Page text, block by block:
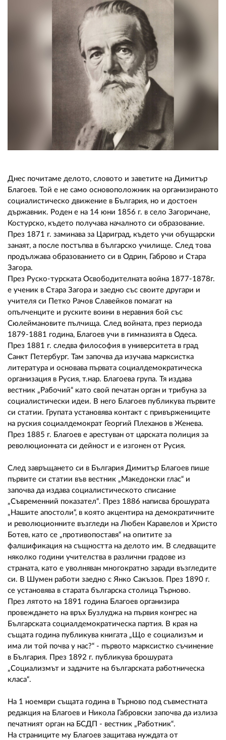
Днес почитаме делото, словото и заветите на Димитър
Благоев. Той е не само основоположник на организираното
социалистическо движение в България, но и достоен
държавник. Роден е на 14 юни 1856 г. в село Загоричане,
Костурско, където получава началното си образование.
През 1871 г. заминава за Цариград, където учи обущарски
занаят, а после постъпва в българско училище. След това
продължава образованието си в Одрин, Габрово и Стара
Загора.
През Руско-турската Освободителната война 1877-1878г.
е ученик в Стара Загора и заедно със своите другари и
учителя си Петко Рачов Славейков помагат на
опълченците и руските воини в неравния бой със
Сюлеймановите пълчища. След войната, през периода
1879-1881 година, Благоев учи в гимназията в Одеса.
През 1881 г. следва философия в университета в град
Санкт Петербург. Там започва да изучава марксистка
литература и основава първата социалдемократическа
организация в Русия, т.нар. Благоева група. Тя издава
вестник „Рабочий“ като свой печатан орган и трибуна за
социалистически идеи. В него Благоев публикува първите
си статии. Групата установява контакт с привържениците
на руския социалдемократ Георгий Плеханов в Женева.
През 1885 г. Благоев е арестуван от царската полиция за
революционната си дейност и е изгонен от Русия.
След завръщането си в България Димитър Благоев пише
първите си статии във вестник „Македонски глас“ и
започва да издава социалистическото списание
„Съвременний показател“. През 1886 написва брошурата
„Нашите апостоли“, в която акцентира на демократичните
и революционните възгледи на Любен Каравелов и Христо
Ботев, като се „противопоставя“ на опитите за
фалшификация на същността на делото им. В следващите
няколко години учителства в различни градове из
страната, като е уволняван многократно заради възгледите
си. В Шумен работи заедно с Янко Сакъзов. През 1890 г.
се установява в старата българска столица Търново.
През лятото на 1891 година Благоев организира
провеждането на връх Бузлуджа на първия конгрес на
Българската социалдемократическа партия. В края на
същата година публикува книгата „Що е социализъм и
има ли той почва у нас?“ - първото марксистко съчинение
в България. През 1892 г. публикува брошурата
„Социализмът и задачите на българската работническа
класа“.
На 1 ноември същата година в Търново под съвместната
редакция на Благоев и Никола Габровски започва да излиза
печатният орган на БСДП - вестник „Работник“.
На страниците му Благоев защитава нуждата от
РЕКЛАМА
АБОНАМЕНТ
УСЛОВИЯ ЗА ПОЛЗВАНЕ
ПОЛИТИКА ЗА БИСКВИТКИТЕ
ПОЛИТИКАТА ЗА
ПОВЕРИТЕЛНОСТ
02 975 20 35